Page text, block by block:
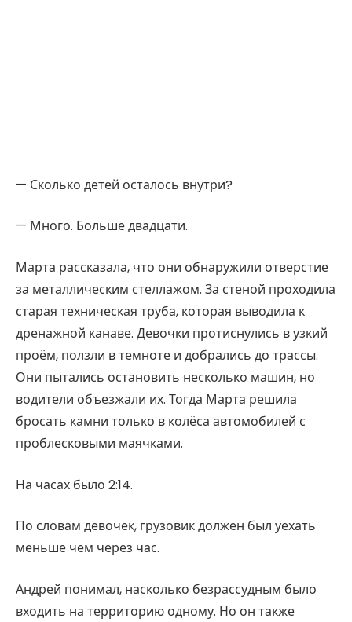
— Сколько детей осталось внутри?
— Много. Больше двадцати.
Марта рассказала, что они обнаружили отверстие
за металлическим стеллажом. За стеной проходила
старая техническая труба, которая выводила к
дренажной канаве. Девочки протиснулись в узкий
проём, ползли в темноте и добрались до трассы.
Они пытались остановить несколько машин, но
водители объезжали их. Тогда Марта решила
бросать камни только в колёса автомобилей с
проблесковыми маячками.
На часах было 2:14.
По словам девочек, грузовик должен был уехать
меньше чем через час.
Андрей понимал, насколько безрассудным было
входить на территорию одному. Но он также